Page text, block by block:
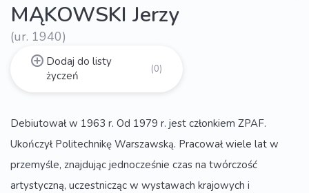
MĄKOWSKI Jerzy
(ur. 1940)
Dodaj do listy
życzeń
(0)
Debiutował w 1963 r. Od 1979 r. jest członkiem ZPAF.
Ukończył Politechnikę Warszawską. Pracował wiele lat w
przemyśle, znajdując jednocześnie czas na twórczość
artystyczną, uczestnicząc w wystawach krajowych i